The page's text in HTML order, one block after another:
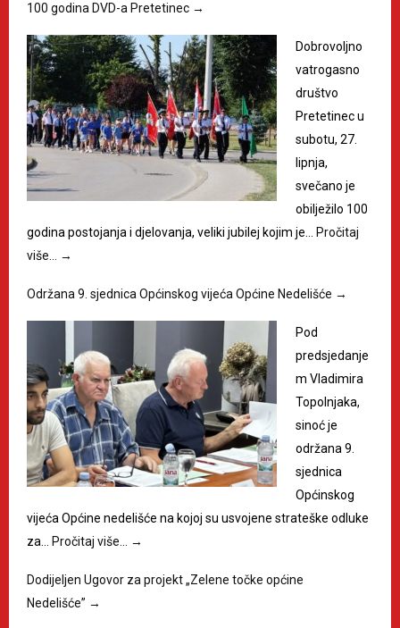
100 godina DVD-a Pretetinec →
Dobrovoljno
vatrogasno
društvo
Pretetinec u
subotu, 27.
lipnja,
svečano je
obilježilo 100
godina postojanja i djelovanja, veliki jubilej kojim je…
Pročitaj
više…
→
Održana 9. sjednica Općinskog vijeća Općine Nedelišće →
Pod
predsjedanje
m Vladimira
Topolnjaka,
sinoć je
održana 9.
sjednica
Općinskog
vijeća Općine nedelišće na kojoj su usvojene strateške odluke
za…
Pročitaj više… →
Dodijeljen Ugovor za projekt „Zelene točke općine
Nedelišće” →